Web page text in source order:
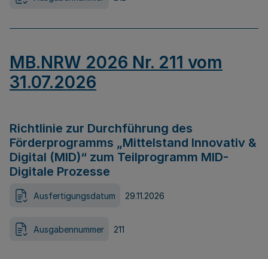
MB.NRW 2026 Nr. 211 vom
31.07.2026
Richtlinie zur Durchführung des
Förderprogramms „Mittelstand Innovativ &
Digital (MID)“ zum Teilprogramm MID-
Digitale Prozesse
Ausfertigungsdatum 29.11.2026
Ausgabennummer 211